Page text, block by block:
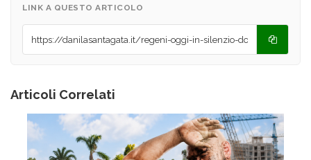
LINK A QUESTO ARTICOLO
Articoli Correlati